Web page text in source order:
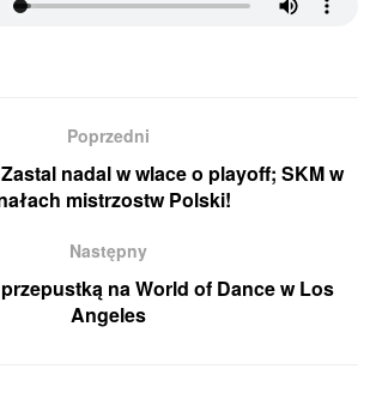
Poprzedni
nadal w wlace o playoff; SKM w
mistrzostw Polski!
Następny
na World of Dance w Los
Angeles